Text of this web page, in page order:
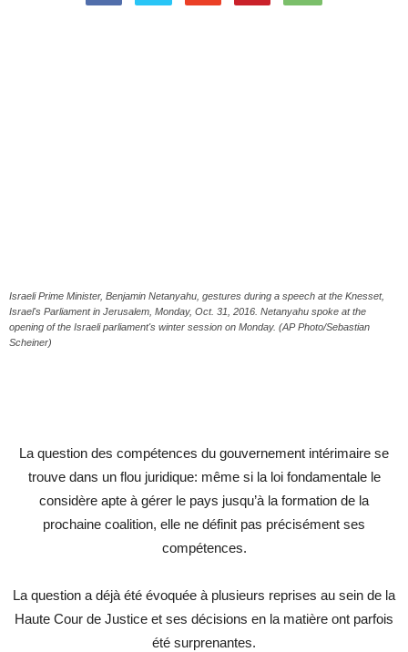
Israeli Prime Minister, Benjamin Netanyahu, gestures during a speech at the Knesset,
Israel's Parliament in Jerusalem, Monday, Oct. 31, 2016. Netanyahu spoke at the
opening of the Israeli parliament's winter session on Monday. (AP Photo/Sebastian
Scheiner)
La question des compétences du gouvernement intérimaire se
trouve dans un flou juridique: même si la loi fondamentale le
considère apte à gérer le pays jusqu’à la formation de la
prochaine coalition, elle ne définit pas précisément ses
compétences.
La question a déjà été évoquée à plusieurs reprises au sein de la
Haute Cour de Justice et ses décisions en la matière ont parfois
été surprenantes.